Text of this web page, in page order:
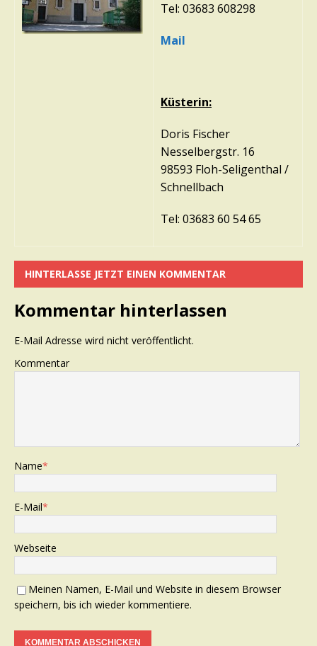
Tel: 03683 608298
Mail
Küsterin:
Doris Fischer
Nesselbergstr. 16
98593 Floh-Seligenthal /
Schnellbach
Tel: 03683 60 54 65
HINTERLASSE JETZT EINEN KOMMENTAR
Kommentar hinterlassen
E-Mail Adresse wird nicht veröffentlicht.
Kommentar
Name*
E-Mail*
Webseite
Meinen Namen, E-Mail und Website in diesem Browser
speichern, bis ich wieder kommentiere.